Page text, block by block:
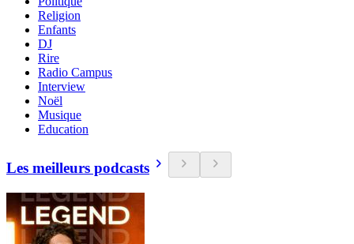
Religion
Enfants
DJ
Rire
Radio Campus
Interview
Noël
Musique
Education
Les meilleurs podcasts